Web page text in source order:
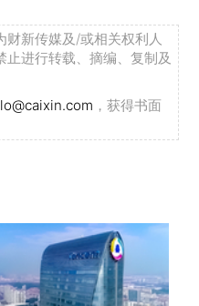
新传媒及/或相关权利人
进行转载、摘编、复制及
，获得书面